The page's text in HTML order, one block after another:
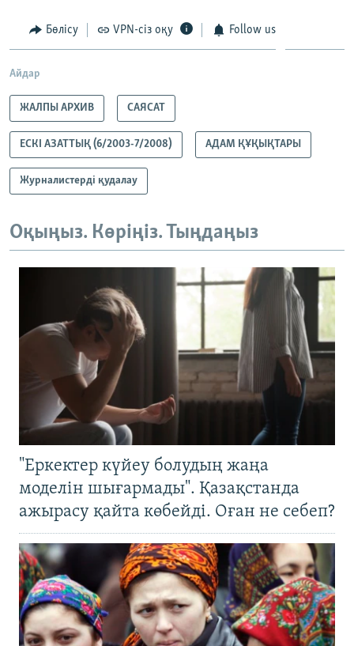
Бөлісу VPN-сіз оқу Follow us
Айдар
ЖАЛПЫ АРХИВ САЯСАТ
ЕСКІ АЗАТТЫҚ (6/2003-7/2008) АДАМ ҚҰҚЫҚТАРЫ
Журналистерді қудалау
Оқыңыз. Көріңіз. Тыңдаңыз
"Еркектер күйеу болудың жаңа
моделін шығармады". Қазақстанда
ажырасу қайта көбейді. Оған не себеп?